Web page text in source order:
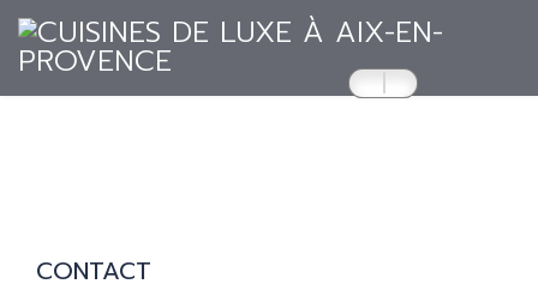
CUISINES
CONTACT